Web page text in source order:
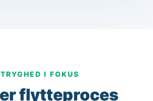
I FOKUS
flytteproces